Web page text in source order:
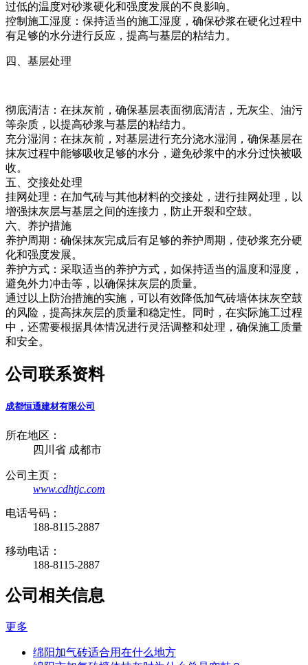
过低的温度对砂浆硬化和强度发展的不良影响。
控制施工湿度：保持适当的施工湿度，确保砂浆在硬化过程中
有足够的水分进行反应，提高与基层的粘结力。
四、基层处理
彻底清洁：在抹灰前，确保基层表面彻底清洁，无灰尘、油污
等杂质，以提高砂浆与基层的粘结力。
充分湿润：在抹灰前，对基层进行充分浇水湿润，确保基层在
抹灰过程中能够吸收足够的水分，避免砂浆中的水分过快被吸
收。
五、交接处处理
挂网处理：在加气砖与其他材料的交接处，进行挂网处理，以
增强抹灰层与基层之间的连接力，防止开裂和空鼓。
六、养护措施
养护周期：确保抹灰完成后有足够的养护周期，使砂浆充分硬
化和强度发展。
养护方式：采取适当的养护方式，如保持适当的温度和湿度，
避免外力冲击等，以确保抹灰层的质量。
通过以上防治措施的实施，可以有效降低加气砖墙体抹灰空鼓
的风险，提高抹灰层的质量和稳定性。同时，在实际施工过程
中，还需要根据具体情况进行灵活调整和处理，确保施工质量
和安全。
公司联系资料
成都恒通建材有限公司
所在地区：
四川省 成都市
公司主页：
www.cdhtjc.com
电话号码：
188-8115-2887
移动电话：
188-8115-2887
公司相关信息
更多
绵阳加气砖适合用在什么地方